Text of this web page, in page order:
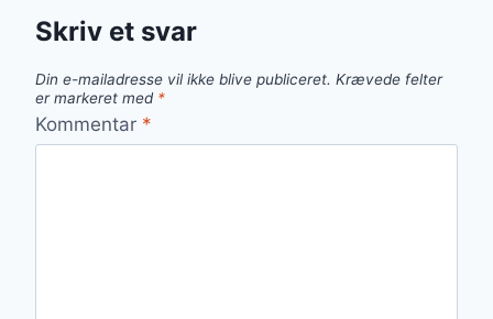
Skriv et svar
Din e-mailadresse vil ikke blive publiceret. Krævede felter
er markeret med *
Kommentar *